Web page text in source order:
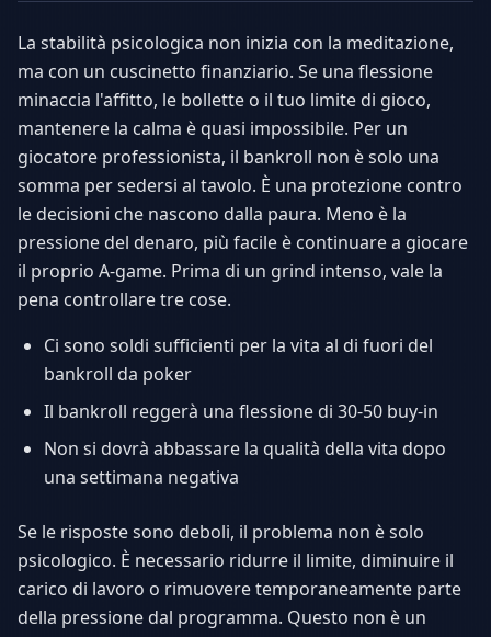
La stabilità psicologica non inizia con la meditazione,
ma con un cuscinetto finanziario. Se una flessione
minaccia l'affitto, le bollette o il tuo limite di gioco,
mantenere la calma è quasi impossibile. Per un
giocatore professionista, il bankroll non è solo una
somma per sedersi al tavolo. È una protezione contro
le decisioni che nascono dalla paura. Meno è la
pressione del denaro, più facile è continuare a giocare
il proprio A-game. Prima di un grind intenso, vale la
pena controllare tre cose.
Ci sono soldi sufficienti per la vita al di fuori del
bankroll da poker
Il bankroll reggerà una flessione di 30-50 buy-in
Non si dovrà abbassare la qualità della vita dopo
una settimana negativa
Se le risposte sono deboli, il problema non è solo
psicologico. È necessario ridurre il limite, diminuire il
carico di lavoro o rimuovere temporaneamente parte
della pressione dal programma. Questo non è un